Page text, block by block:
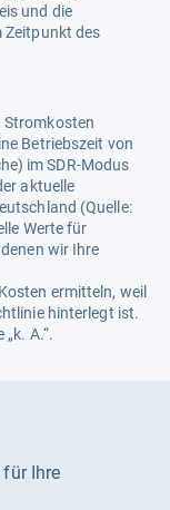
und die
Zeitpunkt des
Stromkosten
Betriebszeit von
im SDR-Modus
aktuelle
(Quelle:
Werte für
wir Ihre
ermitteln, weil
hinterlegt ist.
A.“.